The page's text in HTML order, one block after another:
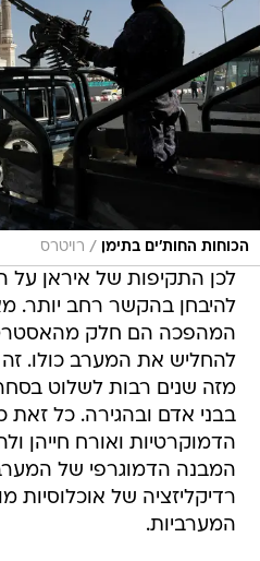
הכוחות החות'ים בתימן / רויטרס
לכן התקיפות של איראן על
להיבחן בהקשר רחב יותר.
המהפכה הם חלק
להחליש את המערב כולו.
מזה שנים רבות לשלוט
בבני אדם ובהגירה. כל זאת
הדמוקרטיות ואורח חייהן
המבנה הדמוגרפי של
רדיקליזציה של אוכלוסיות
המערביות.